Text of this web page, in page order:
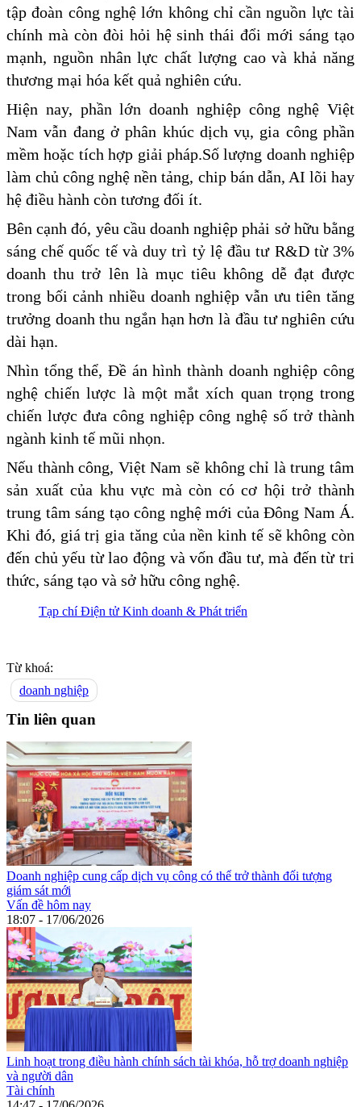
tập đoàn công nghệ lớn không chỉ cần nguồn lực tài
chính mà còn đòi hỏi hệ sinh thái đổi mới sáng tạo
mạnh, nguồn nhân lực chất lượng cao và khả năng
thương mại hóa kết quả nghiên cứu.
Hiện nay, phần lớn doanh nghiệp công nghệ Việt
Nam vẫn đang ở phân khúc dịch vụ, gia công phần
mềm hoặc tích hợp giải pháp.Số lượng doanh nghiệp
làm chủ công nghệ nền tảng, chip bán dẫn, AI lõi hay
hệ điều hành còn tương đối ít.
Bên cạnh đó, yêu cầu doanh nghiệp phải sở hữu bằng
sáng chế quốc tế và duy trì tỷ lệ đầu tư R&D từ 3%
doanh thu trở lên là mục tiêu không dễ đạt được
trong bối cảnh nhiều doanh nghiệp vẫn ưu tiên tăng
trưởng doanh thu ngắn hạn hơn là đầu tư nghiên cứu
dài hạn.
Nhìn tổng thể, Đề án hình thành doanh nghiệp công
nghệ chiến lược là một mắt xích quan trọng trong
chiến lược đưa công nghiệp công nghệ số trở thành
ngành kinh tế mũi nhọn.
Nếu thành công, Việt Nam sẽ không chỉ là trung tâm
sản xuất của khu vực mà còn có cơ hội trở thành
trung tâm sáng tạo công nghệ mới của Đông Nam Á.
Khi đó, giá trị gia tăng của nền kinh tế sẽ không còn
đến chủ yếu từ lao động và vốn đầu tư, mà đến từ tri
thức, sáng tạo và sở hữu công nghệ.
Tạp chí Điện tử Kinh doanh & Phát triển
Từ khoá:
doanh nghiệp
Tin liên quan
Doanh nghiệp cung cấp dịch vụ công có thể trở thành đối tượng
giám sát mới
Vấn đề hôm nay
18:07 - 17/06/2026
Linh hoạt trong điều hành chính sách tài khóa, hỗ trợ doanh nghiệp
và người dân
Tài chính